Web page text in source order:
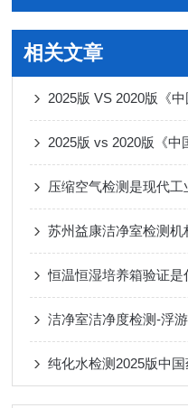
相关文章
2025版 vs 2020版《
压缩空气检测是现代
恒温恒湿培养箱验证是
洁净室洁净度检测-浮
纯化水检测2025版中